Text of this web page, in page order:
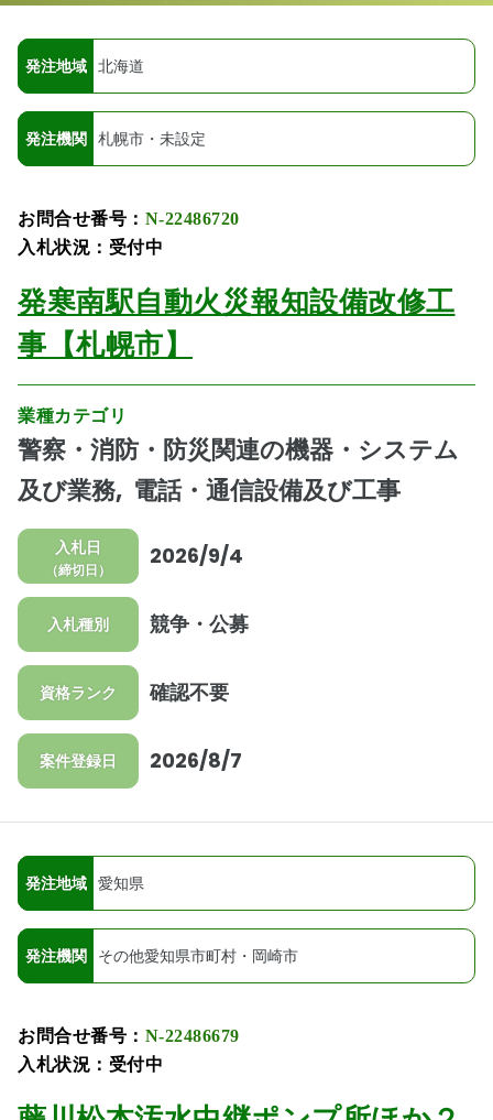
発注地域 北海道
発注機関 札幌市・未設定
お問合せ番号： N-22486720
入札状況：受付中
発寒南駅自動火災報知設備改修工
事【札幌市】
業種カテゴリ
警察・消防・防災関連の機器・システム
及び業務 電話・通信設備及び工事
入札日
（締切日）
2026/9/4
入札種別 競争・公募
資格ランク 確認不要
案件登録日 2026/8/7
発注地域 愛知県
発注機関 その他愛知県市町村・岡崎市
お問合せ番号： N-22486679
入札状況：受付中